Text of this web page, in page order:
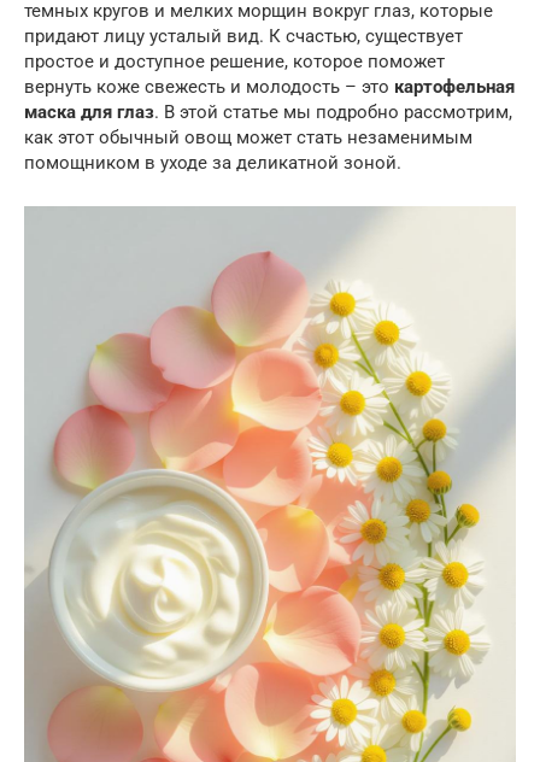
темных кругов и мелких морщин вокруг глаз, которые
придают лицу усталый вид. К счастью, существует
простое и доступное решение, которое поможет
вернуть коже свежесть и молодость – это картофельная
маска для глаз. В этой статье мы подробно рассмотрим,
как этот обычный овощ может стать незаменимым
помощником в уходе за деликатной зоной.